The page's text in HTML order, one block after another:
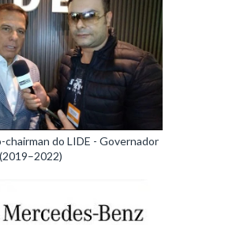
chairman do LIDE - Governador